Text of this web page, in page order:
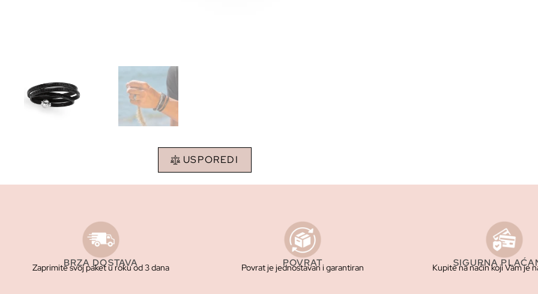
USPOREDI
BRZA DOSTAVA
Zaprimite svoj paket u roku od 3 dana POVRAT
Povrat je jednostavan i garantiran SIGURNA
Kupite na način koji Vam je